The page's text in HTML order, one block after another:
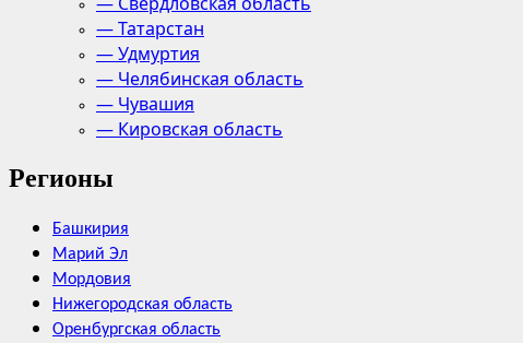
— Татарстан
— Удмуртия
— Челябинская область
— Чувашия
— Кировская область
Регионы
Башкирия
Марий Эл
Мордовия
Нижегородская область
Оренбургская область